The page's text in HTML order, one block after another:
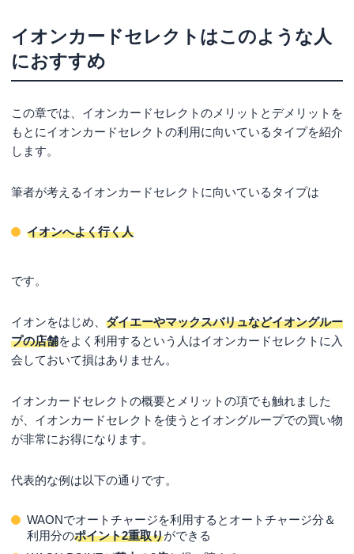
イオンカードセレクトはこのような人
におすすめ
この章では、イオンカードセレクトのメリットとデメリットを
もとにイオンカードセレクトの利用に向いているタイプを紹介
します。
筆者が考えるイオンカードセレクトに向いているタイプは
イオンへよく行く人
です。
イオンをはじめ、 ダイエーやマックスバリュなどイオングルー
プの店舗をよく利用するという人はイオンカードセレクトに入
会しておいて損はありません。
イオンカードセレクトの概要とメリットの項でも触れました
が、イオンカードセレクトを使うとイオングループでの買い物
が非常にお得になります。
代表的な例は以下の通りです。
WAONでオートチャージを利用するとオートチャージ分＆
利用分のポイント2重取りができる